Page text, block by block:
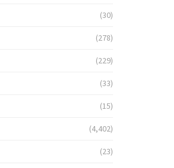
(30)
(278)
(229)
(33)
(15)
(4,402)
(23)